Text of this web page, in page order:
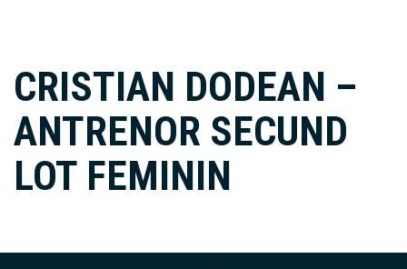
CRISTIAN DODEAN –
ANTRENOR SECUND
LOT FEMININ